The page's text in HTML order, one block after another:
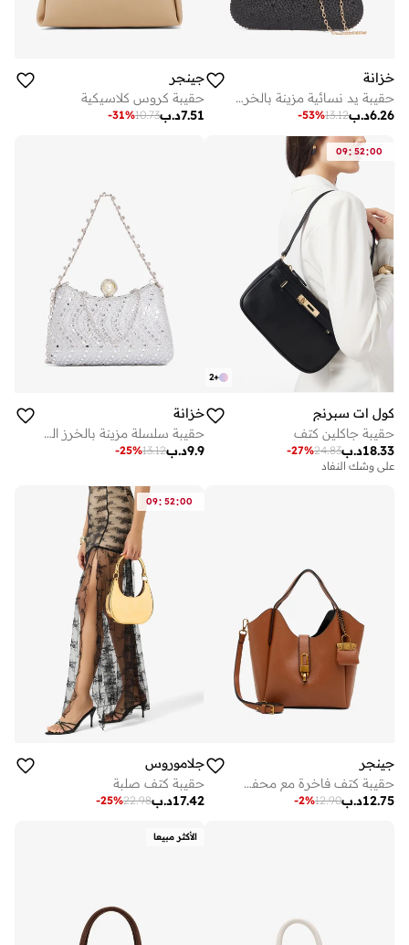
خزانة
حقيبة يد نسائية مزينة بالخرز الذهبي
د.ب6.26
13.12
-53%
جينجر
حقيبة كروس كلاسيكية
د.ب7.51
10.73
-31%
09: 52:00
+
2
كول ات سبرنج
حقيبة جاكلين كتف
د.ب18.33
24.83
-27%
على وشك النفاد
خزانة
حقيبة سلسلة مزينة بالخرز الفضي التفصيلي
د.ب9.9
13.12
-25%
جينجر
حقيبة كتف فاخرة مع محفظة صغيرة
د.ب12.75
12.90
-2%
09: 52:00
جلاموروس
حقيبة كتف صلبة
د.ب17.42
22.98
-25%
الأكثر مبيعا